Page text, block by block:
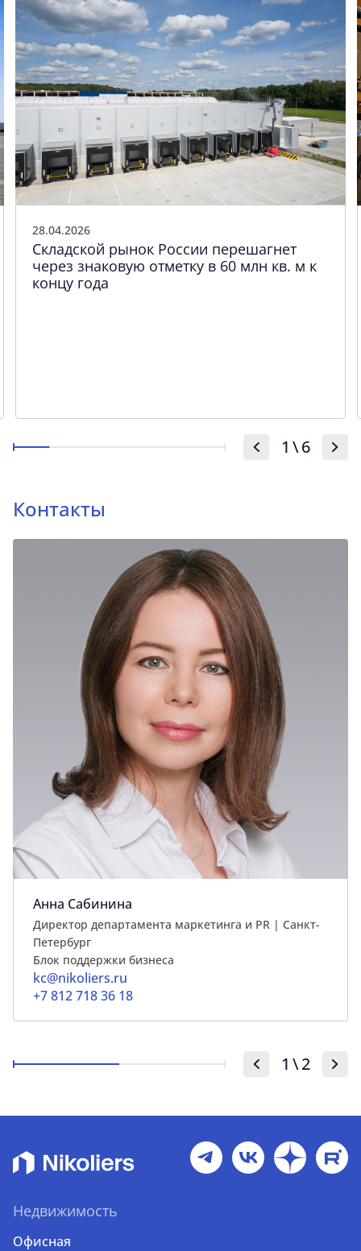
28.04.2026
Складской рынок России перешагнет
через знаковую отметку в 60 млн кв. м к
концу года
1 \6
Контакты
Анна Сабинина
Директор департамента маркетинга и PR | Cанкт-
Петербург
Блок поддержки бизнеса
kc@nikoliers.ru
+7 812 718 36 18
1 \2
Недвижимость
Офисная